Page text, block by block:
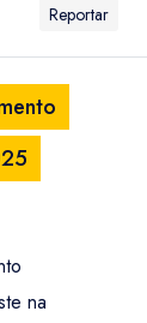
Reportar
na